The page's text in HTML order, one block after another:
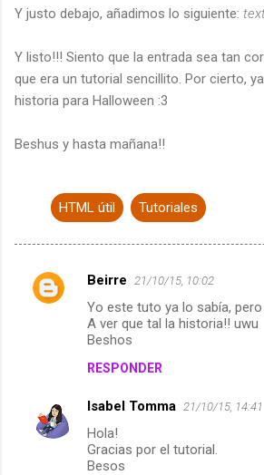
Y justo debajo, añadimos lo siguiente:
Y listo!!! Siento que la entrada sea tan
que era un tutorial sencillito. Por cierto,
historia para Halloween :3
Beshus y hasta mañana!!
HTML útil Tutoriales
C
t
Beirre 21/10/15, 10:02
Yo este tuto ya lo sabía,
A ver que tal la historia!! uwu
Beshos
RESPONDER
Isabel Tomma 21/10/15, 14:41
Hola!
Gracias por el tutorial.
Besos